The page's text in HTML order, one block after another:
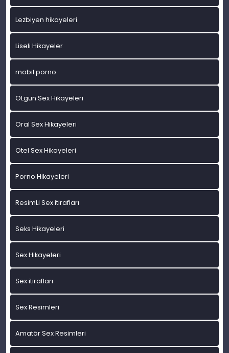
Lezbiyen hikayeleri
Liseli Hikayeler
mobil porno
OLgun Sex Hikayeleri
Oral Sex Hikayeleri
Otel Sex Hikayeleri
Porno Hikayeleri
ResimLi Sex itirafları
Seks Hikayeleri
Sex Hikayeleri
Sex itirafları
Sex Resimleri
Amatör Sex Resimleri